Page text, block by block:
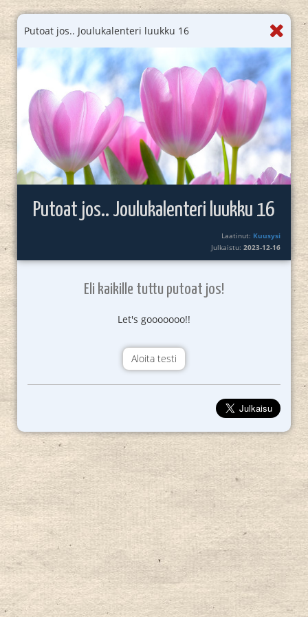
Putoat jos.. Joulukalenteri luukku 16
Putoat jos.. Joulukalenteri luukku 16
Laatinut: Kuusysi
Julkaistu:2023-12-16
Eli kaikille tuttu putoat jos!
Let's gooooooo!!
Aloita testi